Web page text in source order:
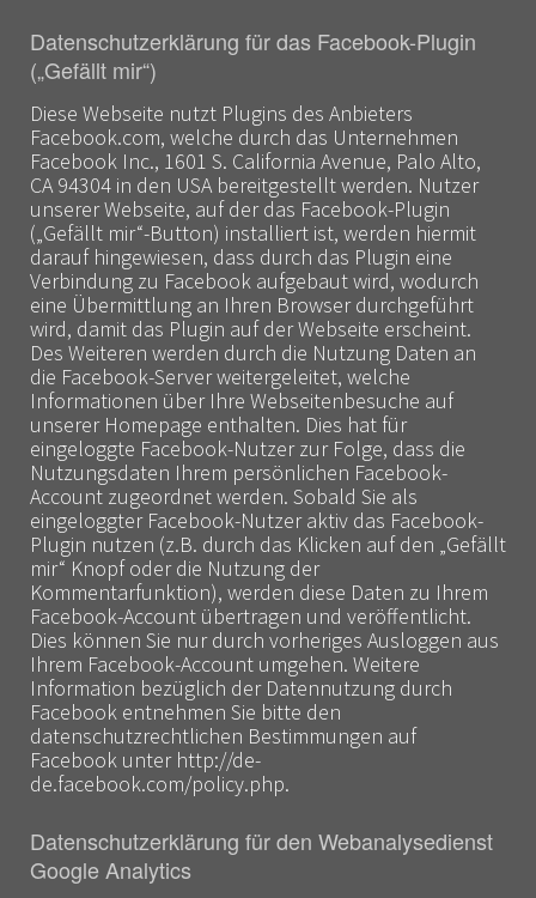
Datenschutzerklärung für das Facebook-Plugin
(„Gefällt mir“)
Diese Webseite nutzt Plugins des Anbieters
Facebook.com, welche durch das Unternehmen
Facebook Inc., 1601 S. California Avenue, Palo Alto,
CA 94304 in den USA bereitgestellt werden. Nutzer
unserer Webseite, auf der das Facebook-Plugin
(„Gefällt mir“-Button) installiert ist, werden hiermit
darauf hingewiesen, dass durch das Plugin eine
Verbindung zu Facebook aufgebaut wird, wodurch
eine Übermittlung an Ihren Browser durchgeführt
wird, damit das Plugin auf der Webseite erscheint.
Des Weiteren werden durch die Nutzung Daten an
die Facebook-Server weitergeleitet, welche
Informationen über Ihre Webseitenbesuche auf
unserer Homepage enthalten. Dies hat für
eingeloggte Facebook-Nutzer zur Folge, dass die
Nutzungsdaten Ihrem persönlichen Facebook-
Account zugeordnet werden. Sobald Sie als
eingeloggter Facebook-Nutzer aktiv das Facebook-
Plugin nutzen (z.B. durch das Klicken auf den „Gefällt
mir“ Knopf oder die Nutzung der
Kommentarfunktion), werden diese Daten zu Ihrem
Facebook-Account übertragen und veröffentlicht.
Dies können Sie nur durch vorheriges Ausloggen aus
Ihrem Facebook-Account umgehen. Weitere
Information bezüglich der Datennutzung durch
Facebook entnehmen Sie bitte den
datenschutzrechtlichen Bestimmungen auf
Facebook unter http://de-
de.facebook.com/policy.php.
Datenschutzerklärung für den Webanalysedienst
Google Analytics